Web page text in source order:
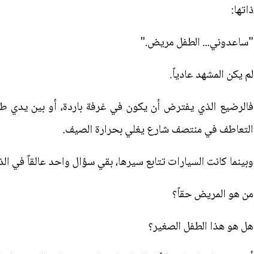
ذاتها:
"ساعدوني... الطفل مريض."
لم يكن المشهد عادياً.
فالرضيع الذي يفترض أن يكون في غرفة باردة، أو بين يدي
التعاطف في منتصف شارع يغلي بحرارة الصيف.
وبينما كانت السيارات تتابع سيرها، بقي سؤال واحد عالقاً في
من هو المريض حقاً؟
هل هو هذا الطفل الصغير؟